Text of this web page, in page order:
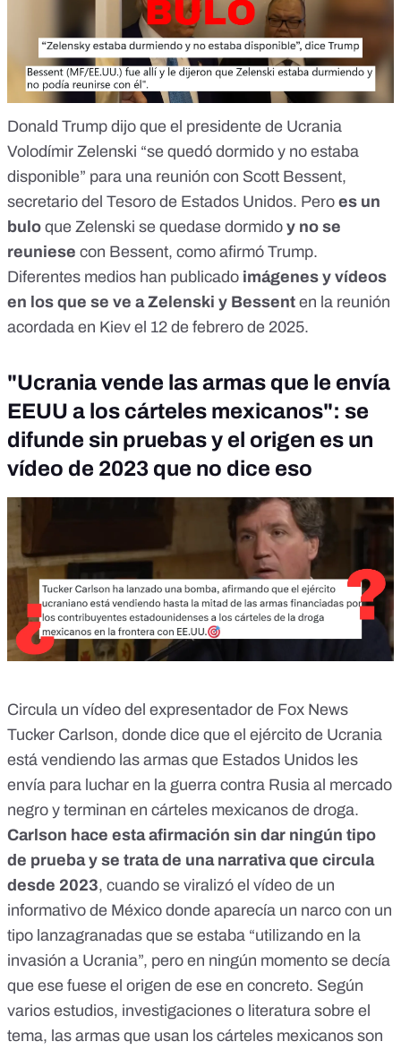
Donald Trump dijo que el presidente de Ucrania
Volodímir Zelenski “se quedó dormido y no estaba
disponible” para una reunión con Scott Bessent,
secretario del Tesoro de Estados Unidos. Pero es un
bulo que Zelenski se quedase dormido y no se
reuniese con Bessent, como afirmó Trump.
Diferentes medios han publicado imágenes y vídeos
en los que se ve a Zelenski y Bessent en la reunión
acordada en Kiev el 12 de febrero de 2025.
"Ucrania vende las armas que le envía
EEUU a los cárteles mexicanos": se
difunde sin pruebas y el origen es un
vídeo de 2023 que no dice eso
Circula un vídeo del expresentador de Fox News
Tucker Carlson, donde dice que el ejército de Ucrania
está vendiendo las armas que Estados Unidos les
envía para luchar en la guerra contra Rusia al mercado
negro y terminan en cárteles mexicanos de droga.
Carlson hace esta afirmación sin dar ningún tipo
de prueba y se trata de una narrativa que circula
desde 2023, cuando se viralizó el vídeo de un
informativo de México donde aparecía un narco con un
tipo lanzagranadas que se estaba “utilizando en la
invasión a Ucrania”, pero en ningún momento se decía
que ese fuese el origen de ese en concreto. Según
varios estudios, investigaciones o literatura sobre el
tema, las armas que usan los cárteles mexicanos son